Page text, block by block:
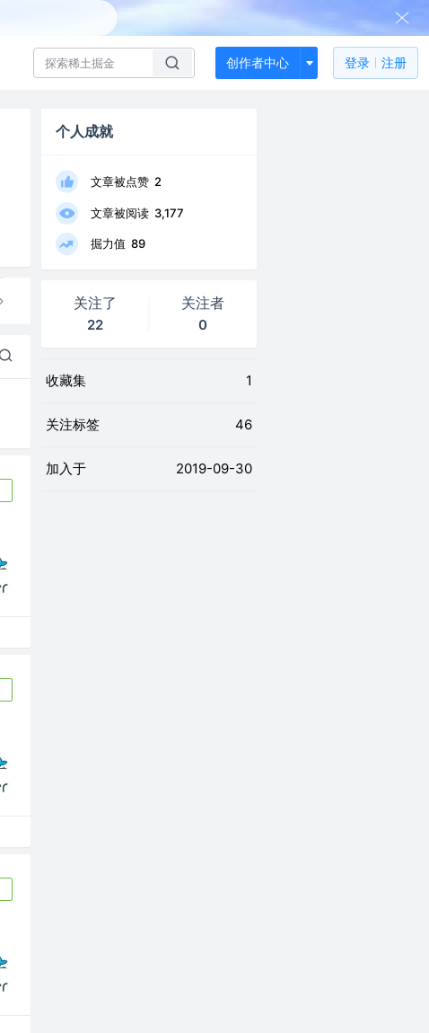
创作者中心 登录 注册
个人成就
文章被点赞 2
文章被阅读 3,177
掘力值 89
关注了
22
关注者
0
收藏集 1
关注标签 46
加入于 2019-09-30